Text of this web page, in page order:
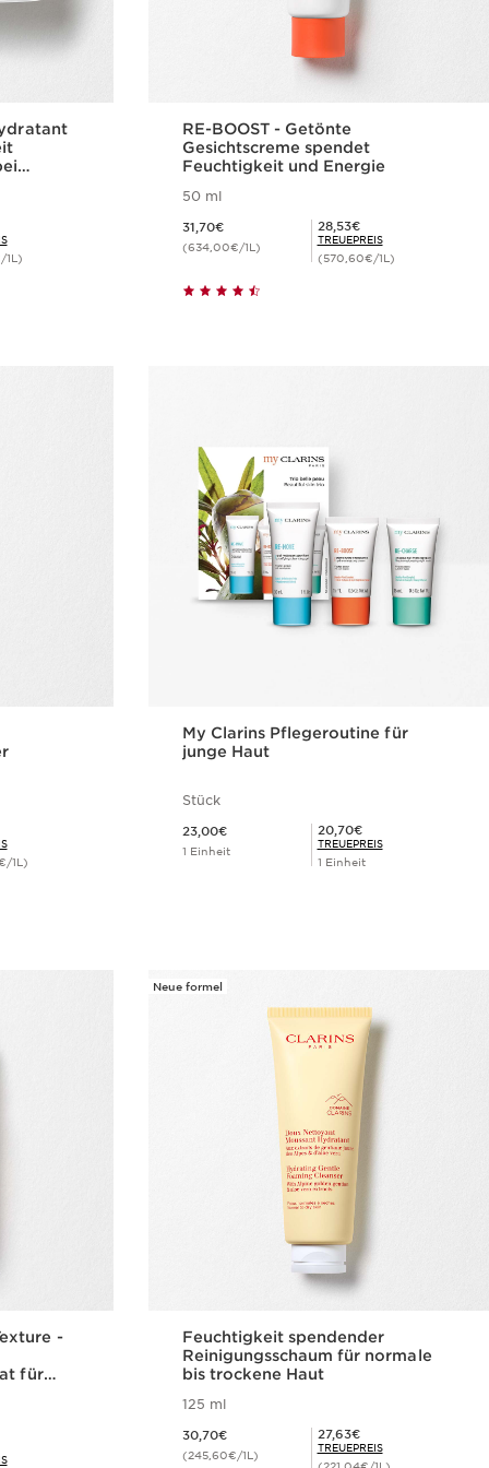
1L)
RE-BOOST - Getönte
Gesichtscreme spendet
Feuchtigkeit und Energie
50 ml
31,70€
(634,00€/1L)
Mitgliederpreis 28,53€
28,53€
TREUEPREIS
(570,60€/1L)
1L)
My Clarins Pflegeroutine für
junge Haut
Stück
23,00€
1 Einheit
Mitgliederpreis 20,70€
20,70€
TREUEPREIS
1 Einheit
-
für
Neue formel
Feuchtigkeit spendender
Reinigungsschaum für normale
bis trockene Haut
125 ml
30,70€
(245,60€/1L)
Mitgliederpreis 27,63€
27,63€
TREUEPREIS